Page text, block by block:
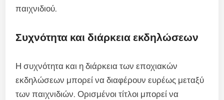
παιχνιδιού.
Συχνότητα και διάρκεια εκδηλώσεων
Η συχνότητα και η διάρκεια των εποχιακών
εκδηλώσεων μπορεί να διαφέρουν ευρέως μεταξύ
των παιχνιδιών. Ορισμένοι τίτλοι μπορεί να